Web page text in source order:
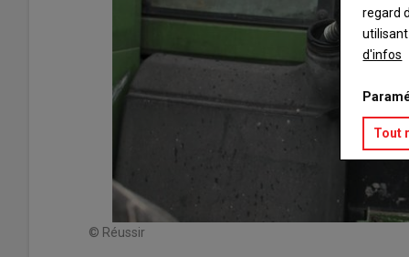
© Réussir
regard
utilisant
d'infos
Tout